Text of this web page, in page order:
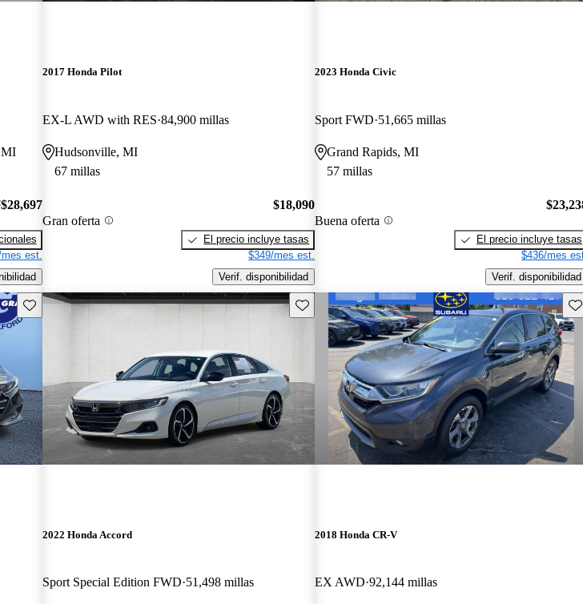
MI
$28,697
est.
2017 Honda Pilot
EX-L AWD with RES 84,900 millas
Hudsonville, MI
67 millas
Gran oferta
$18,090
El precio incluye tasas
$349/mes est.
Verif. disponibilidad
2023 Honda Civic
Sport FWD 51,665 millas
Grand Rapids, MI
57 millas
Buena oferta
El precio incluye tasas
$436/mes
Verif. disponibilidad
Guarda este Aviso Guarda este Aviso
2022 Honda Accord
Sport Special Edition FWD 51,498 millas
2018 Honda CR-V
EX AWD 92,144 millas